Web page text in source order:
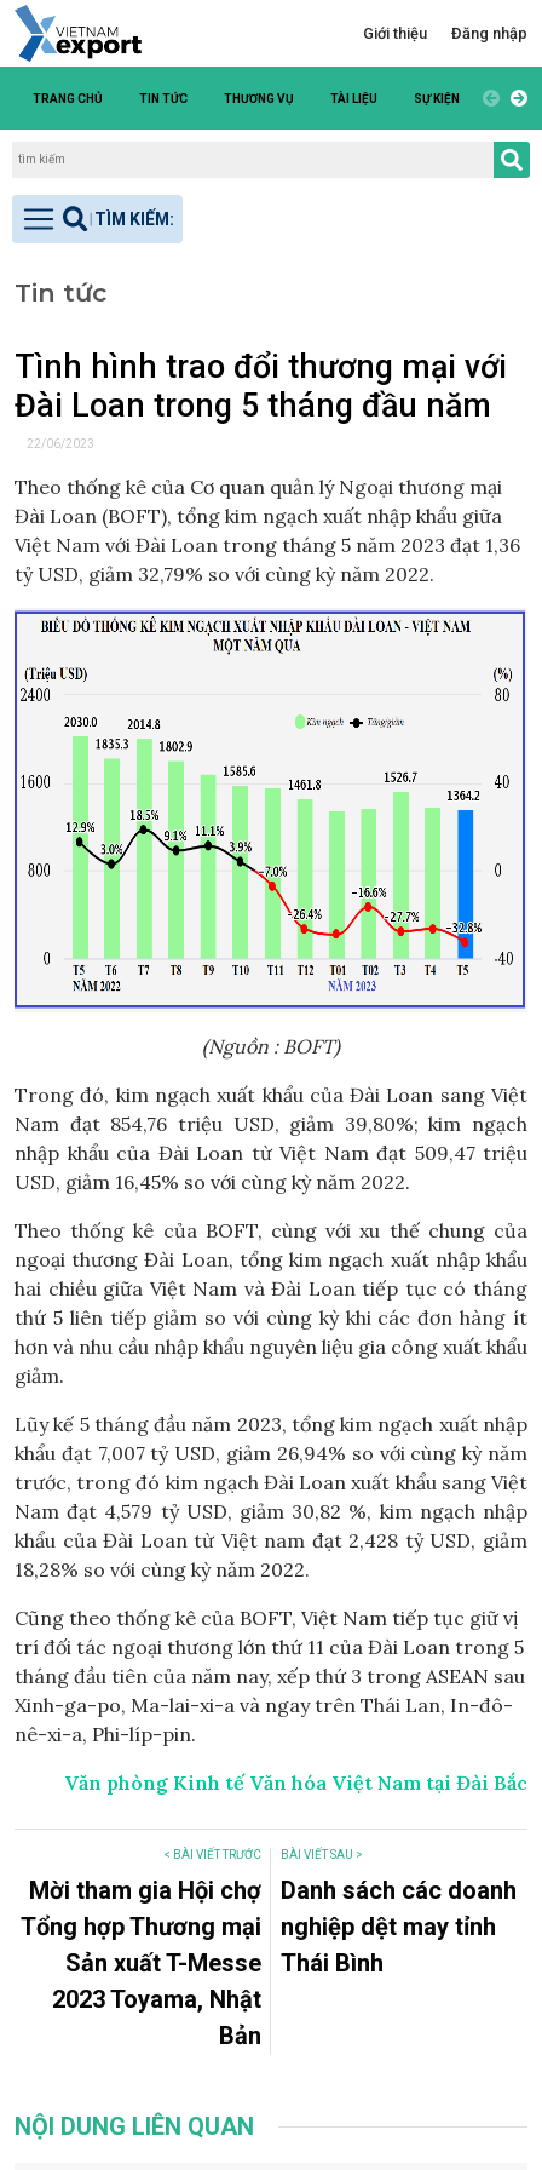
Giới thiệu Đăng nhập
TRANG CHỦ TIN TỨC THƯƠNG VỤ TÀI LIỆU SỰ KIỆN DANH
Tin tức
Tình hình trao đổi thương mại với
Đài Loan trong 5 tháng đầu năm
22/06/2023
Theo thống kê của Cơ quan quản lý Ngoại thương mại
Đài Loan (BOFT), tổng kim ngạch xuất nhập khẩu giữa
Việt Nam với Đài Loan trong tháng 5 năm 2023 đạt 1,36
tỷ USD, giảm 32,79% so với cùng kỳ năm 2022.
(Nguồn : BOFT)
Trong đó, kim ngạch xuất khẩu của Đài Loan sang Việt
Nam đạt 854,76 triệu USD, giảm 39,80%; kim ngạch
nhập khẩu của Đài Loan từ Việt Nam đạt 509,47 triệu
USD, giảm 16,45% so với cùng kỳ năm 2022.
Theo thống kê của BOFT, cùng với xu thế chung của
ngoại thương Đài Loan, tổng kim ngạch xuất nhập khẩu
hai chiều giữa Việt Nam và Đài Loan tiếp tục có tháng
thứ 5 liên tiếp giảm so với cùng kỳ khi các đơn hàng ít
hơn và nhu cầu nhập khẩu nguyên liệu gia công xuất khẩu
giảm.
Lũy kế 5 tháng đầu năm 2023, tổng kim ngạch xuất nhập
khẩu đạt 7,007 tỷ USD, giảm 26,94% so với cùng kỳ năm
trước, trong đó kim ngạch Đài Loan xuất khẩu sang Việt
Nam đạt 4,579 tỷ USD, giảm 30,82 %, kim ngạch nhập
khẩu của Đài Loan từ Việt nam đạt 2,428 tỷ USD, giảm
18,28% so với cùng kỳ năm 2022.
Cũng theo thống kê của BOFT, Việt Nam tiếp tục giữ vị
trí đối tác ngoại thương lớn thứ 11 của Đài Loan trong 5
tháng đầu tiên của năm nay, xếp thứ 3 trong ASEAN sau
Xinh-ga-po, Ma-lai-xi-a và ngay trên Thái Lan, In-đô-
nê-xi-a, Phi-líp-pin.
Văn phòng Kinh tế Văn hóa Việt Nam tại Đài Bắc
< BÀI VIẾT TRƯỚC
Mời tham gia Hội chợ
Tổng hợp Thương mại
Sản xuất T-Messe
2023 Toyama, Nhật
Bản
BÀI VIẾT SAU >
Danh sách các doanh
nghiệp dệt may tỉnh
Thái Bình
NỘI DUNG LIÊN QUAN